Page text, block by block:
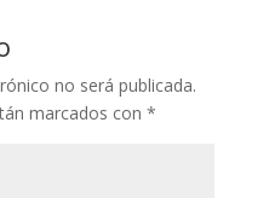
no será publicada.
marcados con *